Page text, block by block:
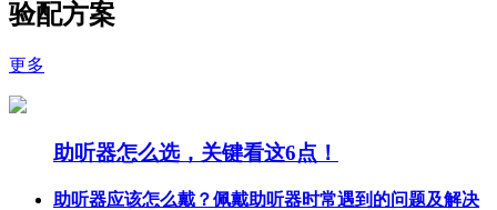
验配方案
更多
助听器怎么选，关键看这6点！
助听器应该怎么戴？佩戴助听器时常遇到的问题及解决